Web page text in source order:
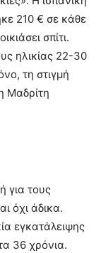
210 € σε κάθε
σπίτι.
ηλικίας 22-30
τη στιγμή
Μαδρίτη
για τους
όχι άδικα.
εγκατάλειψης
36 χρόνια.